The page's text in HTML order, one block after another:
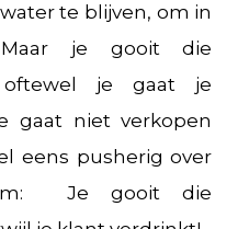
te blijven, om in
je gooit die
oftewel je gaat je
gaat niet verkopen
eens pusherig over
Je gooit die